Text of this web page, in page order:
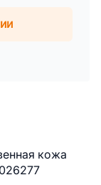
кожа